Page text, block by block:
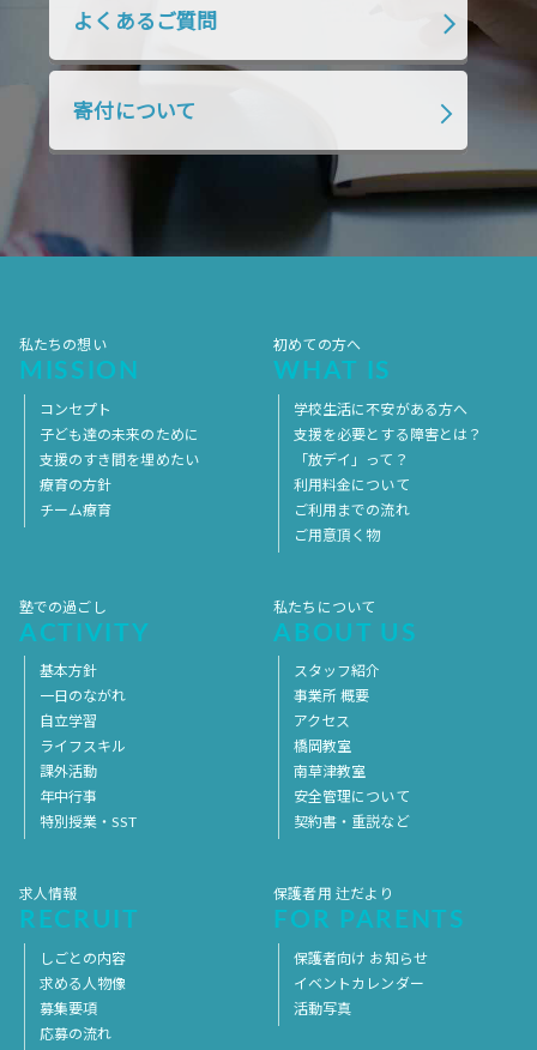
よくあるご質問
寄付について
私たちの想い
MISSION
コンセプト
子ども達の未来のために
支援のすき間を埋めたい
療育の方針
チーム療育
初めての方へ
WHAT IS
学校生活に不安がある方へ
支援を必要とする障害とは？
「放デイ」って？
利用料金について
ご利用までの流れ
ご用意頂く物
塾での過ごし
ACTIVITY
基本方針
一日のながれ
自立学習
ライフスキル
課外活動
年中行事
特別授業・SST
私たちについて
ABOUT US
スタッフ紹介
事業所 概要
アクセス
橋岡教室
南草津教室
安全管理について
契約書・重説など
求人情報
RECRUIT
しごとの内容
求める人物像
募集要項
応募の流れ
保護者用 辻だより
FOR PARENTS
保護者向け お知らせ
イベントカレンダー
活動写真